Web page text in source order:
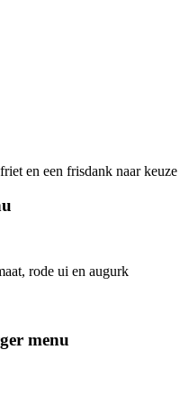
en een frisdank naar keuze
rode ui en augurk
menu